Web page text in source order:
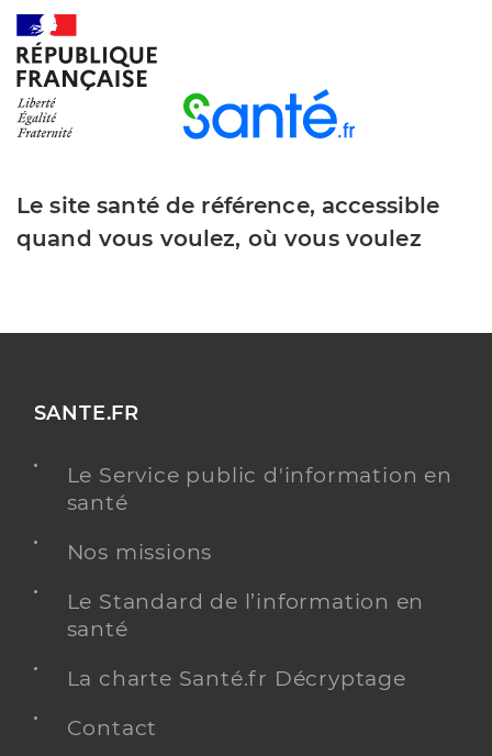
Le site santé de référence, accessible
quand vous voulez, où vous voulez
SANTE.FR
Le Service public d'information en
santé
Nos missions
Le Standard de l’information en
santé
La charte Santé.fr Décryptage
Contact